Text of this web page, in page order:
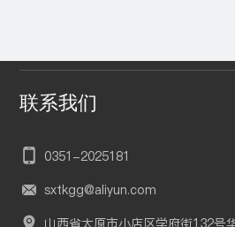
联系我们
0351-2025181
sxtkgg@aliyun.com